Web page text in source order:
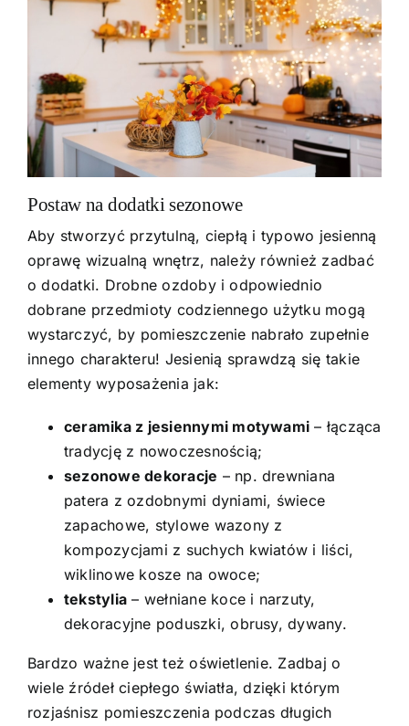
Postaw na dodatki sezonowe
Aby stworzyć przytulną, ciepłą i typowo jesienną
oprawę wizualną wnętrz, należy również zadbać
o dodatki. Drobne ozdoby i odpowiednio
dobrane przedmioty codziennego użytku mogą
wystarczyć, by pomieszczenie nabrało zupełnie
innego charakteru! Jesienią sprawdzą się takie
elementy wyposażenia jak:
ceramika z jesiennymi motywami – łącząca
tradycję z nowoczesnością;
sezonowe dekoracje – np. drewniana
patera z ozdobnymi dyniami, świece
zapachowe, stylowe wazony z
kompozycjami z suchych kwiatów i liści,
wiklinowe kosze na owoce;
tekstylia – wełniane koce i narzuty,
dekoracyjne poduszki, obrusy, dywany.
Bardzo ważne jest też oświetlenie. Zadbaj o
wiele źródeł ciepłego światła, dzięki którym
rozjaśnisz pomieszczenia podczas długich